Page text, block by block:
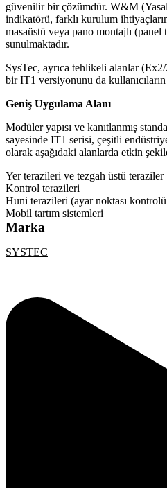
güvenilir bir çözümdür. W&M
indikatörü, farklı kurulum
masaüstü veya pano montajlı
sunulmaktadır.
SysTec, ayrıca tehlikeli alanlar
bir IT1 versiyonunu da
Geniş Uygulama Alanı
Modüler yapısı ve kanıtlanmış
sayesinde IT1 serisi, çeşitli
olarak aşağıdaki alanlarda etkin
Yer terazileri ve tezgah üstü teraziler
Kontrol terazileri
Huni terazileri (ayar noktası
Mobil tartım sistemleri
Marka
SYSTEC